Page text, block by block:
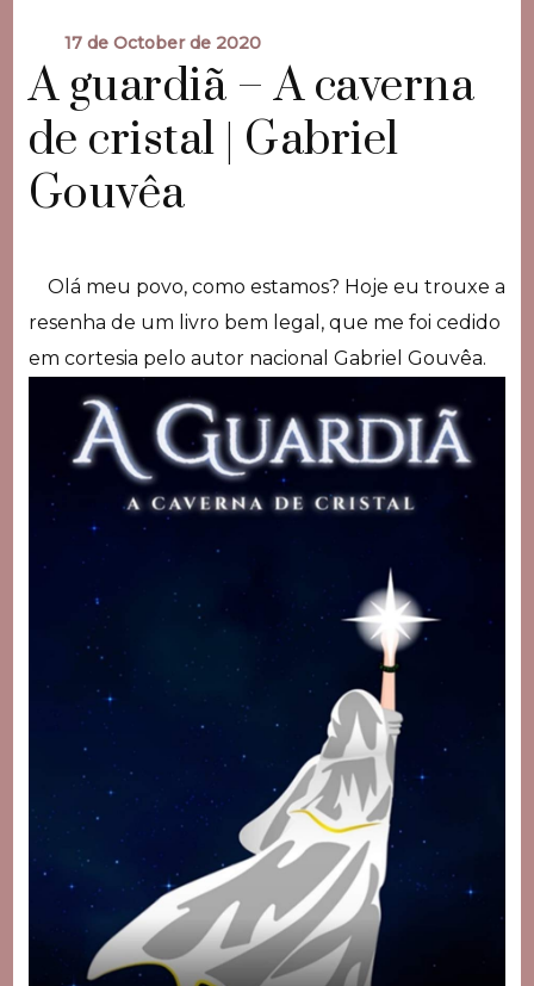
17 de October de 2020
A guardiã – A caverna
de cristal | Gabriel
Gouvêa
Olá meu povo, como estamos? Hoje eu trouxe a
resenha de um livro bem legal, que me foi cedido
em cortesia pelo autor nacional Gabriel Gouvêa.